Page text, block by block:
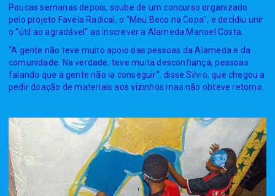
Poucas semanas depois, soube de um concurso organizado
pelo projeto Favela Radical, o "Meu Beco na Copa", e decidiu unir
o "útil ao agradável" ao inscrever a Alameda Manoel Costa.
“A gente não teve muito apoio das pessoas da Alameda e da
comunidade. Na verdade, teve muita desconfiança, pessoas
falando que a gente não ia conseguir”, disse Silvio, que chegou a
pedir doação de materiais aos vizinhos mas não obteve retorno.